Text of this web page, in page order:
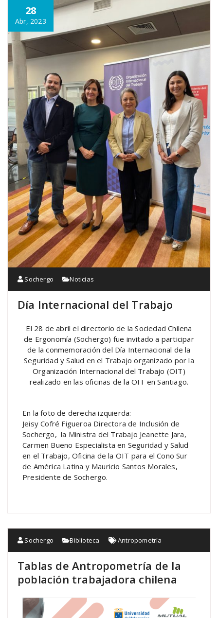
28
Abr, 2023
Sochergo Noticias
Día Internacional del Trabajo
El 28 de abril el directorio de la Sociedad Chilena
de Ergonomía (Sochergo) fue invitado a participar
de la conmemoración del Día Internacional de la
Seguridad y Salud en el Trabajo organizado por la
Organización Internacional del Trabajo (OIT)
realizado en las oficinas de la OIT en Santiago.
En la foto de derecha izquierda:
Jeisy Cofré Figueroa Directora de Inclusión de
Sochergo, la Ministra del Trabajo Jeanette Jara,
Carmen Bueno Especialista en Seguridad y Salud
en el Trabajo, Oficina de la OIT para el Cono Sur
de América Latina y Mauricio Santos Morales,
Presidente de Sochergo.
Sochergo Biblioteca Antropometría
Tablas de Antropometría de la
población trabajadora chilena